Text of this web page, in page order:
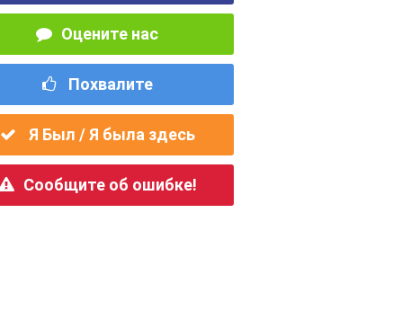
Оцените нас
Похвалите
Я Был / Я была здесь
Сообщите об ошибке!